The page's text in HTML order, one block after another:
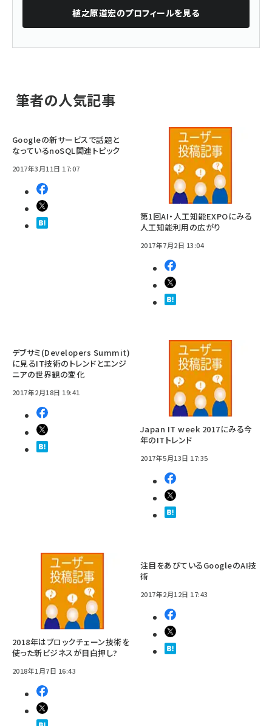
植之原道宏のプロフィールを見る
筆者の人気記事
Googleの新サービスで話題と
なっているnoSQL関連トピック
2017年3月11日 17:07
第1回AI・人工知能EXPOにみる
人工知能利用の広がり
2017年7月2日 13:04
デブサミ(Developers Summit)
に見るIT技術のトレンドとエンジ
ニアの世界観の変化
2017年2月18日 19:41
Japan IT week 2017にみる今
年のITトレンド
2017年5月13日 17:35
2018年はブロックチェーン技術を
使った新ビジネスが目白押し?
2018年1月7日 16:43
注目をあびているGoogleのAI技
術
2017年2月12日 17:43